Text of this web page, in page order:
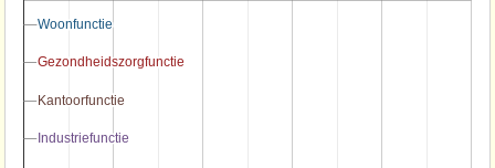
Woonfunctie
Woonfunctie
Gezondheidszorgfunctie
Gezondheidszorgfunctie
Kantoorfunctie
Kantoorfunctie
Industriefunctie
Industriefunctie